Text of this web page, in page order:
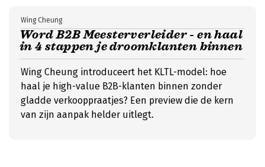
Word B2B Meesterverleider - en haal
in 4 stappen je droomklanten binnen
Wing Cheung
Wing Cheung introduceert het KLTL-model: hoe
haal je high-value B2B-klanten binnen zonder
gladde verkooppraatjes? Een preview die de kern
van zijn aanpak helder uitlegt.